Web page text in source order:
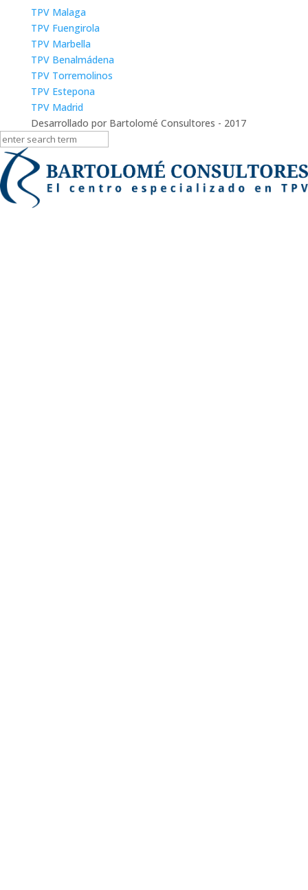
TPV Malaga
TPV Fuengirola
TPV Marbella
TPV Benalmádena
TPV Torremolinos
TPV Estepona
TPV Madrid
Desarrollado por Bartolomé Consultores - 2017